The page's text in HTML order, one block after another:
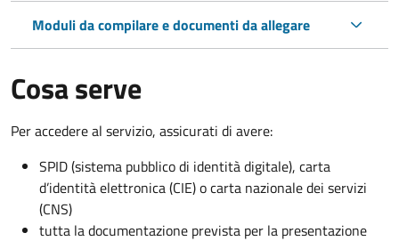
Moduli da compilare e documenti da allegare
Cosa serve
Per accedere al servizio, assicurati di avere:
SPID (sistema pubblico di identità digitale), carta
d’identità elettronica (CIE) o carta nazionale dei servizi
(CNS)
tutta la documentazione prevista per la presentazione